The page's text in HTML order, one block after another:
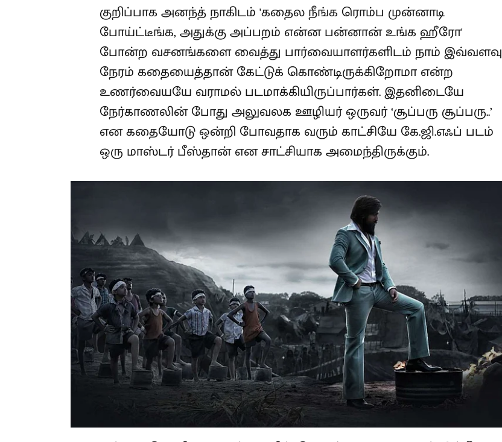
குறிப்பாக அனந்த் நாகிடம் 'கதைல நீங்க ரொம்ப முன்னாடி
போய்ட்டீங்க, அதுக்கு அப்பறம் என்ன பன்னான் உங்க ஹீரோ'
போன்ற வசனங்களை வைத்து பார்வையாளர்களிடம் நாம் இவ்வளவு
நேரம் கதையைத்தான் கேட்டுக் கொண்டிருக்கிறோமா என்ற
உணர்வையயே வராமல் படமாக்கியிருப்பார்கள். இதனிடையே
நேர்காணலின் போது அலுவலக ஊழியர் ஒருவர் ‘சூப்பரு சூப்பரு..’
என கதையோடு ஒன்றி போவதாக வரும் காட்சியே கே.ஜி.எஃப் படம்
ஒரு மாஸ்டர் பீஸ்தான் என சாட்சியாக அமைந்திருக்கும்.